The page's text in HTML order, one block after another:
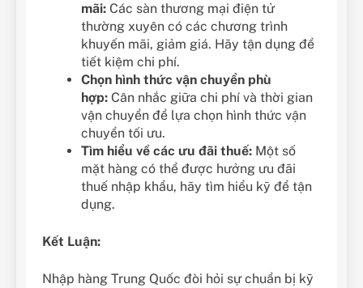
mãi: Các sàn thương mại điện tử
thường xuyên có các chương trình
khuyến mãi, giảm giá. Hãy tận dụng để
tiết kiệm chi phí.
Chọn hình thức vận chuyển phù
hợp: Cân nhắc giữa chi phí và thời gian
vận chuyển để lựa chọn hình thức vận
chuyển tối ưu.
Tìm hiểu về các ưu đãi thuế: Một số
mặt hàng có thể được hưởng ưu đãi
thuế nhập khẩu, hãy tìm hiểu kỹ để tận
dụng.
Kết Luận:
Nhập hàng Trung Quốc đòi hỏi sự chuẩn bị kỹ